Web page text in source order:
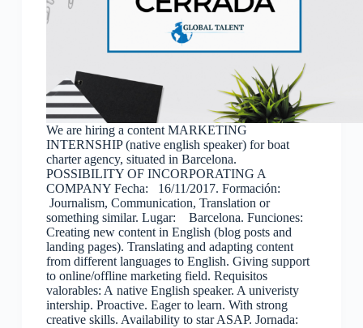
We are hiring a content MARKETING
INTERNSHIP (native english speaker) for boat
charter agency, situated in Barcelona.
POSSIBILITY OF INCORPORATING A
COMPANY Fecha: 16/11/2017. Formación:
Journalism, Communication, Translation or
something similar. Lugar: Barcelona. Funciones:
Creating new content in English (blog posts and
landing pages). Translating and adapting content
from different languages to English. Giving support
to online/offline marketing field. Requisitos
valorables: A native English speaker. A univeristy
intership. Proactive. Eager to learn. With strong
creative skills. Availability to star ASAP. Jornada: